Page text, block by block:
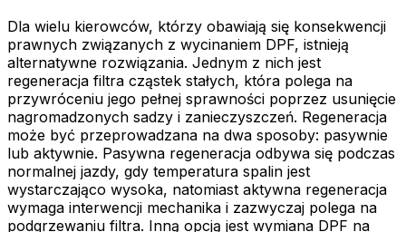
Dla wielu kierowców, którzy obawiają się konsekwencji
prawnych związanych z wycinaniem DPF, istnieją
alternatywne rozwiązania. Jednym z nich jest
regeneracja filtra cząstek stałych, która polega na
przywróceniu jego pełnej sprawności poprzez usunięcie
nagromadzonych sadzy i zanieczyszczeń. Regeneracja
może być przeprowadzana na dwa sposoby: pasywnie
lub aktywnie. Pasywna regeneracja odbywa się podczas
normalnej jazdy, gdy temperatura spalin jest
wystarczająco wysoka, natomiast aktywna regeneracja
wymaga interwencji mechanika i zazwyczaj polega na
podgrzewaniu filtra. Inną opcją jest wymiana DPF na